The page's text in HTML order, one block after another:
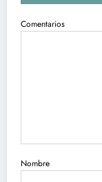
Comentarios
Nombre